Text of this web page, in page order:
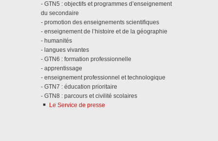
- GTN5 : objectifs et programmes d’enseignement
du secondaire
- promotion des enseignements scientifiques
- enseignement de l’histoire et de la géographie
- humanités
- langues vivantes
- GTN6 : formation professionnelle
- apprentissage
- enseignement professionnel et technologique
- GTN7 : éducation prioritaire
- GTN8 : parcours et civilité scolaires
Le Service de presse